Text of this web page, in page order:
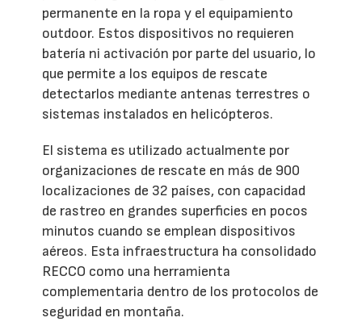
permanente en la ropa y el equipamiento
outdoor. Estos dispositivos no requieren
batería ni activación por parte del usuario, lo
que permite a los equipos de rescate
detectarlos mediante antenas terrestres o
sistemas instalados en helicópteros.
El sistema es utilizado actualmente por
organizaciones de rescate en más de 900
localizaciones de 32 países, con capacidad
de rastreo en grandes superficies en pocos
minutos cuando se emplean dispositivos
aéreos. Esta infraestructura ha consolidado
RECCO como una herramienta
complementaria dentro de los protocolos de
seguridad en montaña.